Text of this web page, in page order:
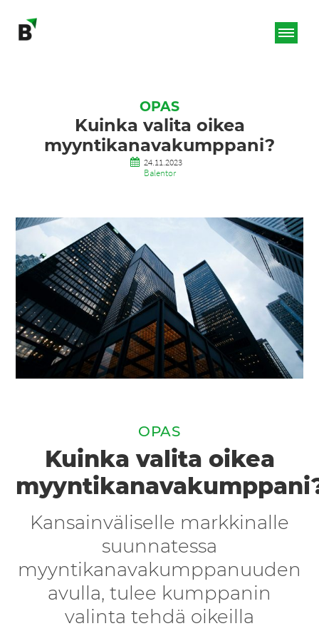
OPAS
Kuinka valita oikea
myyntikanavakumppani?
24.11.2023
Balentor
OPAS
Kuinka valita oikea
Kansainväliselle markkinalle
suunnatessa
myyntikanavakumppanuuden
avulla, tulee kumppanin
valinta tehdä oikeilla